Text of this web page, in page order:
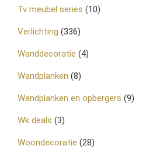
Tv meubel series (10)
Verlichting (336)
Wanddecoratie (4)
Wandplanken (8)
Wandplanken en opbergers (9)
Wk deals (3)
Woondecoratie (28)